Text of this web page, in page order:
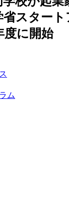
省スター
度に開始
ム